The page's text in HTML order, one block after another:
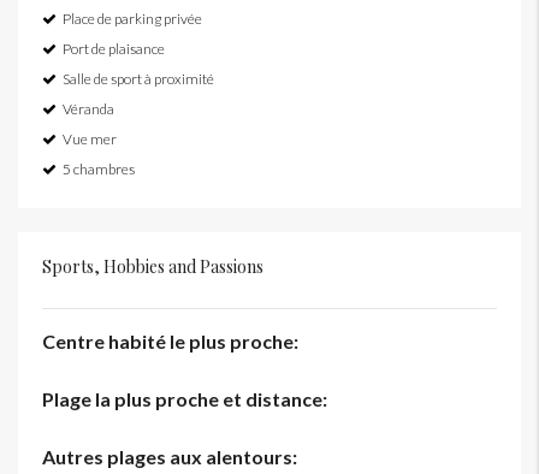
Place de parking privée
Port de plaisance
Salle de sport à proximité
Véranda
Vue mer
5 chambres
Sports, Hobbies and Passions
Centre habité le plus proche:
Plage la plus proche et distance:
Autres plages aux alentours: